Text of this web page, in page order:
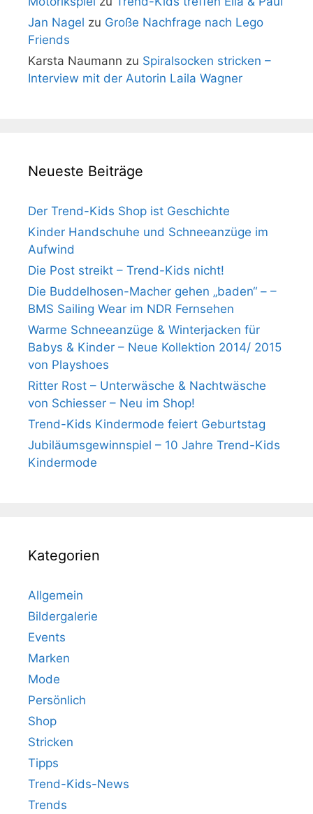
Jan Nagel zu Große Nachfrage nach Lego
Friends
Karsta Naumann zu Spiralsocken stricken –
Interview mit der Autorin Laila Wagner
Neueste Beiträge
Der Trend-Kids Shop ist Geschichte
Kinder Handschuhe und Schneeanzüge im
Aufwind
Die Post streikt – Trend-Kids nicht!
Die Buddelhosen-Macher gehen „baden“ – –
BMS Sailing Wear im NDR Fernsehen
Warme Schneeanzüge & Winterjacken für
Babys & Kinder – Neue Kollektion 2014/ 2015
von Playshoes
Ritter Rost – Unterwäsche & Nachtwäsche
von Schiesser – Neu im Shop!
Trend-Kids Kindermode feiert Geburtstag
Jubiläumsgewinnspiel – 10 Jahre Trend-Kids
Kindermode
Kategorien
Allgemein
Bildergalerie
Events
Marken
Mode
Persönlich
Shop
Stricken
Tipps
Trend-Kids-News
Trends